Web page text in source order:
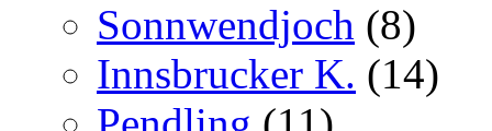
Sonnwendjoch (8)
Innsbrucker K. (14)